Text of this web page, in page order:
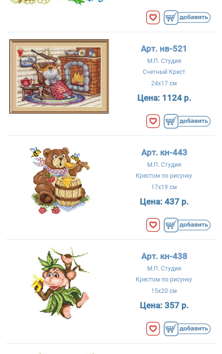
Арт. нв-521
М.П. Студия
Счетный Крест
24x17 см
Цена: 1124 р.
Арт. кн-443
М.П. Студия
Крестом по рисунку
17x19 см
Цена: 437 р.
Арт. кн-438
М.П. Студия
Крестом по рисунку
15x20 см
Цена: 357 р.